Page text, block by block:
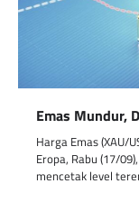
Emas Mundur,
Harga Emas (XAU/
Eropa, Rabu (17/
mencetak level